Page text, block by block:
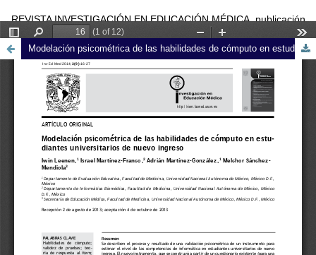
REVISTA INVESTIGACIÓN EN EDUCACIÓN MÉDICA, publicación
trimestral editada por la Universidad Nacional Autónoma de México
Modelación psicométrica de las habilidades de cómputo en estudiantes universitarios de nuevo ingreso